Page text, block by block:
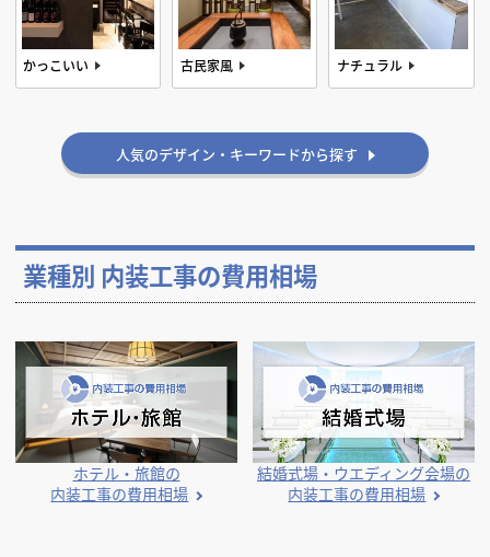
かっこいい 古民家風 ナチュラル
人気のデザイン・キーワードから探す
業種別 内装工事の費用相場
ホテル・旅館の
内装工事の費用相場
結婚式場・ウエディング会場の
内装工事の費用相場